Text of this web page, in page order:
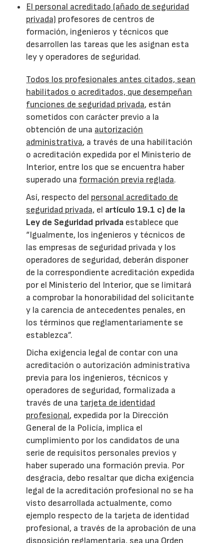
El personal acreditado (añado de seguridad
privada) profesores de centros de
formación, ingenieros y técnicos que
desarrollen las tareas que les asignan esta
ley y operadores de seguridad.
Todos los profesionales antes citados, sean
habilitados o acreditados, que desempeñan
funciones de seguridad privada, están
sometidos con carácter previo a la
obtención de una autorización
administrativa, a través de una habilitación
o acreditación expedida por el Ministerio de
Interior, entre los que se encuentra haber
superado una formación previa reglada.
Así, respecto del personal acreditado de
seguridad privada, el artículo 19.1 c) de la
Ley de Seguridad privada establece que
“Igualmente, los ingenieros y técnicos de
las empresas de seguridad privada y los
operadores de seguridad, deberán disponer
de la correspondiente acreditación expedida
por el Ministerio del Interior, que se limitará
a comprobar la honorabilidad del solicitante
y la carencia de antecedentes penales, en
los términos que reglamentariamente se
establezca”.
Dicha exigencia legal de contar con una
acreditación o autorización administrativa
previa para los ingenieros, técnicos y
operadores de seguridad, formalizada a
través de una tarjeta de identidad
profesional, expedida por la Dirección
General de la Policía, implica el
cumplimiento por los candidatos de una
serie de requisitos personales previos y
haber superado una formación previa. Por
desgracia, debo resaltar que dicha exigencia
legal de la acreditación profesional no se ha
visto desarrollada actualmente, como
ejemplo respecto de la tarjeta de identidad
profesional, a través de la aprobación de una
disposición reglamentaria, sea una Orden